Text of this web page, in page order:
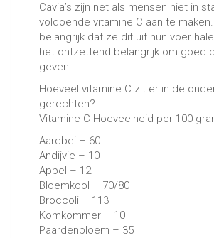
Cavia’s zijn net als mensen niet in
voldoende vitamine C aan te
belangrijk dat ze dit uit hun voer
het ontzettend belangrijk om goed
geven.
Hoeveel vitamine C zit er in de
gerechten?
Vitamine C Hoeveelheid per 100
Aardbei – 60
Andijvie – 10
Appel – 12
Bloemkool – 70/80
Broccoli – 113
Komkommer – 10
Paardenbloem – 35